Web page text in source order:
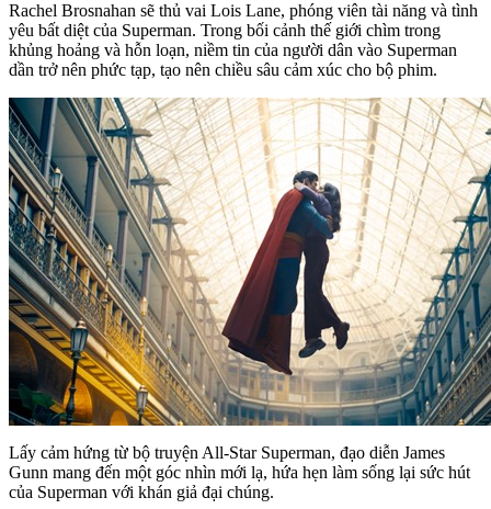
Rachel Brosnahan sẽ thủ vai Lois Lane, phóng viên tài năng và tình
yêu bất diệt của Superman. Trong bối cảnh thế giới chìm trong
khủng hoảng và hỗn loạn, niềm tin của người dân vào Superman
dần trở nên phức tạp, tạo nên chiều sâu cảm xúc cho bộ phim.
Lấy cảm hứng từ bộ truyện All-Star Superman, đạo diễn James
Gunn mang đến một góc nhìn mới lạ, hứa hẹn làm sống lại sức hút
của Superman với khán giả đại chúng.